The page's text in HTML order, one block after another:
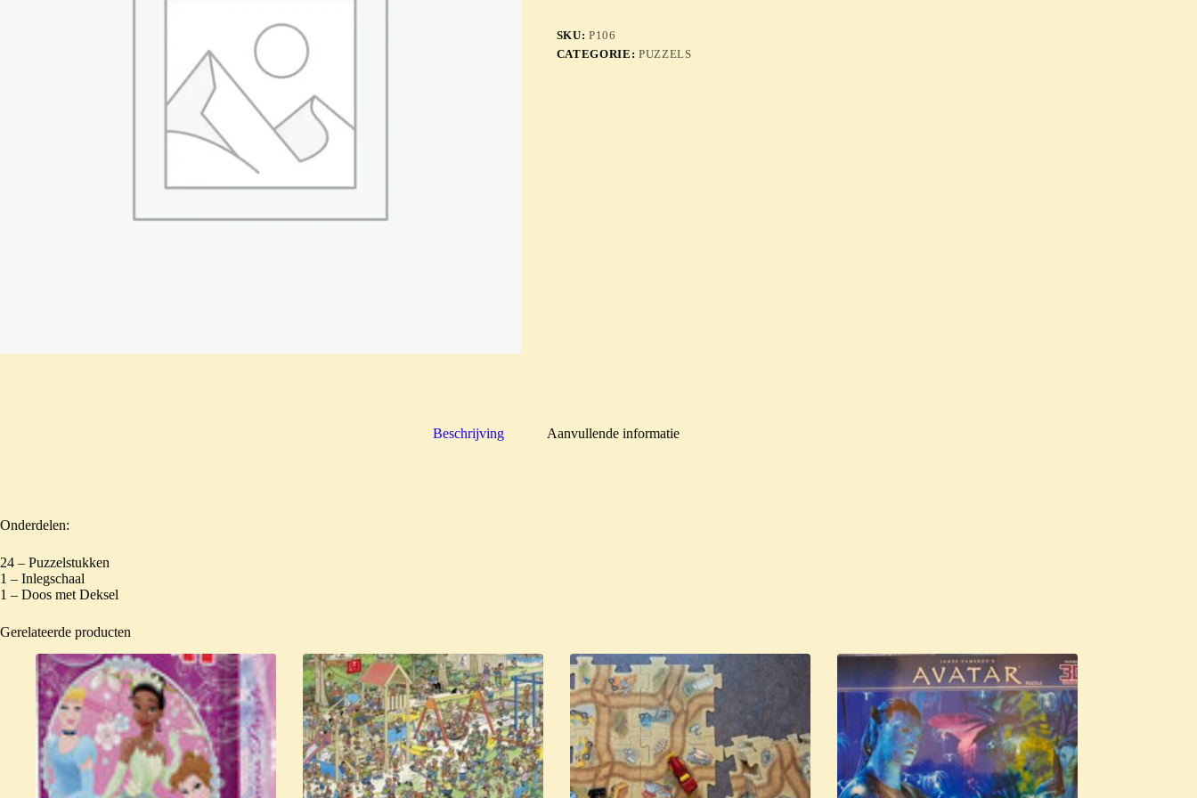
SKU:P106
CATEGORIE: PUZZELS
Beschrijving Aanvullende informatie
Onderdelen:
24 – Puzzelstukken
1 – Inlegschaal
1 – Doos met Deksel
Gerelateerde producten